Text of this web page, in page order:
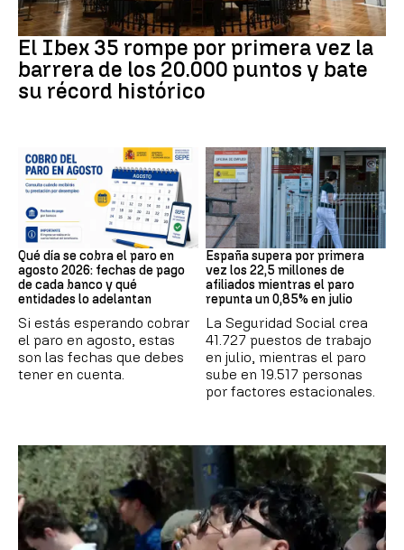
Bolsa
El Ibex 35 rompe por primera vez la
barrera de los 20.000 puntos y bate
su récord histórico
Prestaciones
Qué día se cobra el paro en
agosto 2026: fechas de pago
de cada banco y qué
entidades lo adelantan
Si estás esperando cobrar
el paro en agosto, estas
son las fechas que debes
tener en cuenta.
Datos Empleo
España supera por primera
vez los 22,5 millones de
afiliados mientras el paro
repunta un 0,85% en julio
La Seguridad Social crea
41.727 puestos de trabajo
en julio, mientras el paro
sube en 19.517 personas
por factores estacionales.